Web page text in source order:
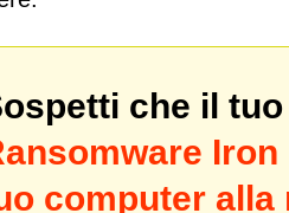
che il
Iron
computer alla